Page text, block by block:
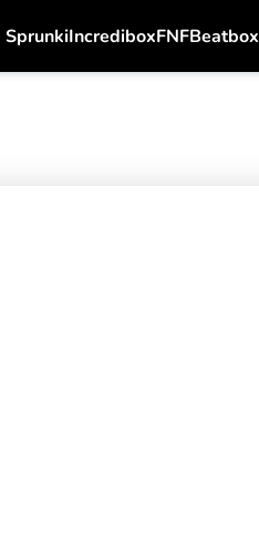
SprunkiIncrediboxFNFBeatbox